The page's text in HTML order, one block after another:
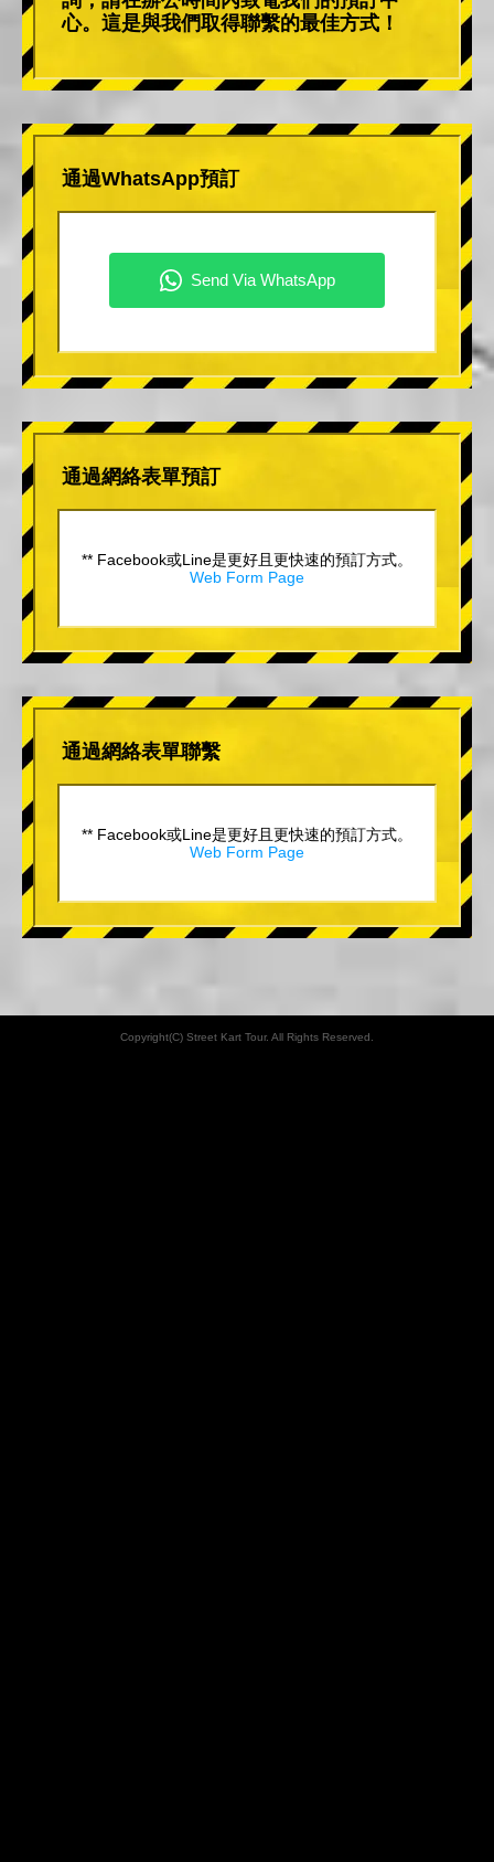
心。這是與我們取得聯繫的最佳方式！
通過WhatsApp預訂
通過網絡表單預訂
** Facebook或Line是更好且更快速的預訂方式。
Web Form Page
通過網絡表單聯繫
** Facebook或Line是更好且更快速的預訂方式。
Web Form Page
Copyright(C) Street Kart Tour. All Rights Reserved.